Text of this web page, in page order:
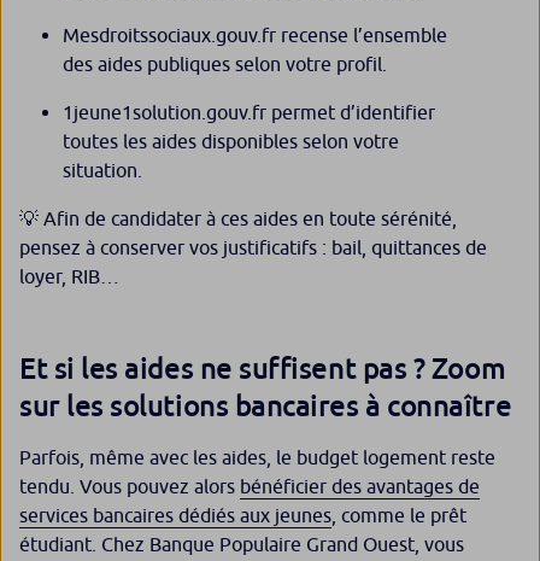
Mesdroitssociaux.gouv.fr recense l’ensemble
des aides publiques selon votre profil.
1jeune1solution.gouv.fr permet d’identifier
toutes les aides disponibles selon votre
situation.
💡 Afin de candidater à ces aides en toute sérénité,
pensez à conserver vos justificatifs : bail, quittances de
loyer, RIB…
Et si les aides ne suffisent pas ? Zoom
sur les solutions bancaires à connaître
Parfois, même avec les aides, le budget logement reste
tendu. Vous pouvez alors bénéficier des avantages de
services bancaires dédiés aux jeunes , comme le prêt
étudiant. Chez Banque Populaire Grand Ouest, vous